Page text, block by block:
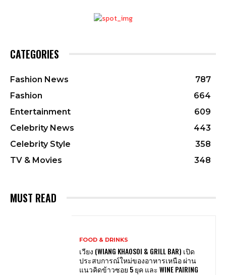
CATEGORIES
Fashion News
787
Fashion
664
Entertainment
609
Celebrity News
443
Celebrity Style
358
TV & Movies
348
MUST READ
FOOD & DRINKS
เวียง (WIANG KHAOSOI & GRILL BAR) เปิด
ประสบการณ์ใหม่ของอาหารเหนือ ผ่าน
แนวคิดข้าวซอย 5 ยุค และ WINE PAIRING